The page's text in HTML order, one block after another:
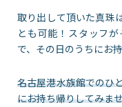
取り出して頂いた真珠
とも可能！スタッフ
で、その日のうちにお
名古屋港水族館でのひ
にお持ち帰りしてみま